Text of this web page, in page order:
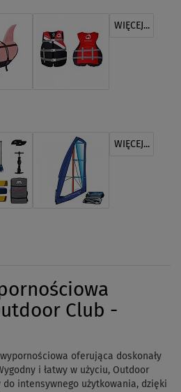
WIĘCEJ...
WIĘCEJ...
Club -
oferująca doskonały
i łatwy w użyciu, Outdoor
do intensywnego użytkowania, dzięki